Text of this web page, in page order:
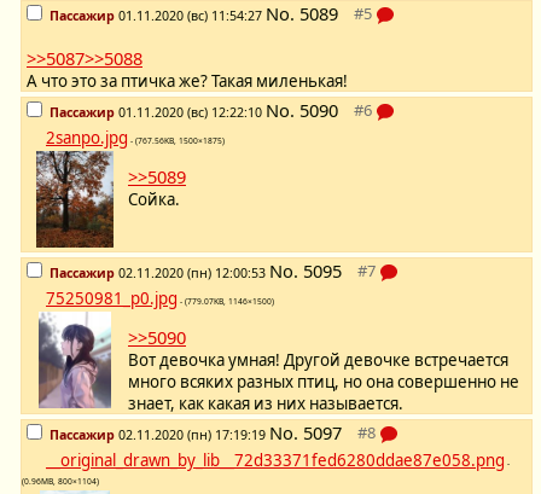
Пассажир 01.11.2020 (вс) 11:54:27 No. 5089
>>5087>>5088
А что это за птичка же? Такая миленькая!
Пассажир 01.11.2020 (вс) 12:22:10 No. 5090
2sanpo.jpg - (767.56KB, 1500×1875)
>>5089
Сойка.
Пассажир 02.11.2020 (пн) 12:00:53 No. 5095
75250981_p0.jpg - (779.07KB, 1146×1500)
>>5090
Вот девочка умная! Другой девочке встречается
много всяких разных птиц, но она совершенно не
знает, как какая из них называется.
Пассажир 02.11.2020 (пн) 17:19:19 No. 5097
__original_drawn_by_lib__72d33371fed6280ddae87e058.png -
(0.96MB, 800×1104)